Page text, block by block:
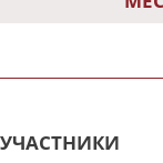
УЧАСТНИКИ